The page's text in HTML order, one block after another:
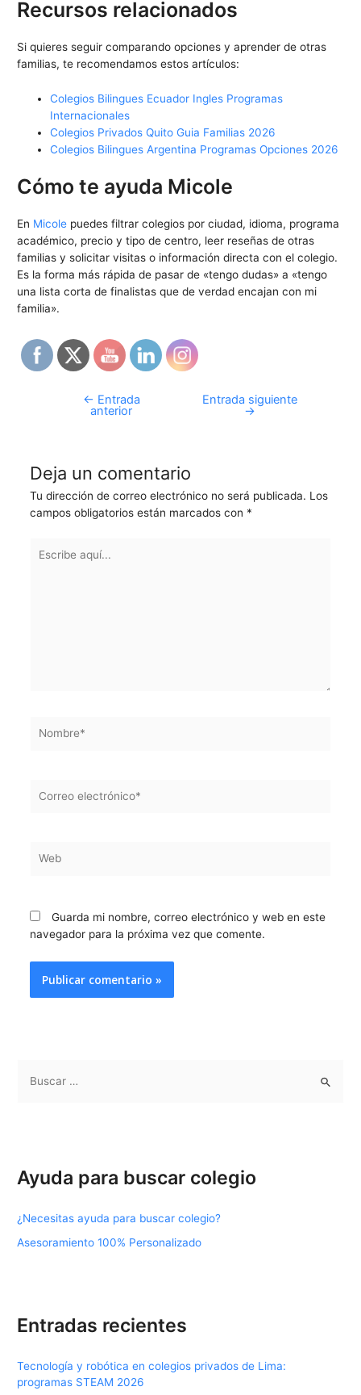
Recursos relacionados
Si quieres seguir comparando opciones y aprender de otras
familias, te recomendamos estos artículos:
Colegios Bilingues Ecuador Ingles Programas
Internacionales
Colegios Privados Quito Guia Familias 2026
Colegios Bilingues Argentina Programas Opciones 2026
Cómo te ayuda Micole
En Micole puedes filtrar colegios por ciudad, idioma, programa
académico, precio y tipo de centro, leer reseñas de otras
familias y solicitar visitas o información directa con el colegio.
Es la forma más rápida de pasar de «tengo dudas» a «tengo
una lista corta de finalistas que de verdad encajan con mi
familia».
← Entrada
anterior
Entrada siguiente
→
Deja un comentario
Tu dirección de correo electrónico no será publicada. Los
campos obligatorios están marcados con *
aquí...
electrónico*
Guarda mi nombre, correo electrónico y web en este
navegador para la próxima vez que comente.
a
p
o
Ayuda para buscar colegio
¿Necesitas ayuda para buscar colegio?
Asesoramiento 100% Personalizado
Entradas recientes
Tecnología y robótica en colegios privados de Lima:
programas STEAM 2026